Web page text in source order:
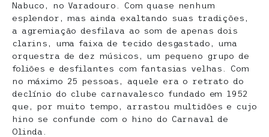
Nabuco, no Varadouro. Com quase nenhum
esplendor, mas ainda exaltando suas tradições,
a agremiação desfilava ao som de apenas dois
clarins, uma faixa de tecido desgastado, uma
orquestra de dez músicos, um pequeno grupo de
foliões e desfilantes com fantasias velhas. Com
no máximo 25 pessoas, aquele era o retrato do
declínio do clube carnavalesco fundado em 1952
que, por muito tempo, arrastou multidões e cujo
hino se confunde com o hino do Carnaval de
Olinda.